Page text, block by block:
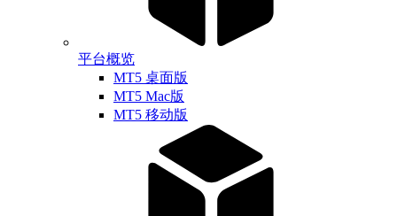
平台概览
MT5 桌面版
MT5 Mac版
MT5 移动版